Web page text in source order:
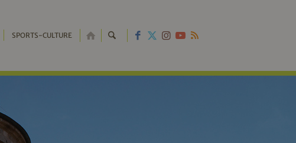
SPORTS-CULTURE RETOUR